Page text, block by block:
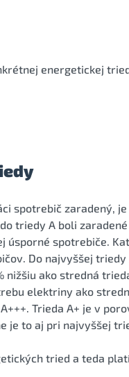
energetickej
spotrebič zaradený, je
triedy A boli
úsporné spotrebiče.
Do najvyššej triedy
ako stredná
elektriny ako
Trieda A+ je v
je to aj pri najvyššej
tried a teda